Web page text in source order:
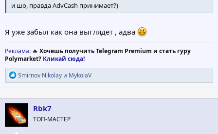
и шо, правда AdvCash принимает?)
Я уже забыл как она выглядет , адва
Реклама: 🔥 Хочешь получить Telegram Premium и стать гуру
Polymarket? Кликай сюда!
Р
е
а
к
ц
и
и
:
Smirnov Nikolay и MykolaV
Rbk7
ТОП-МАСТЕР